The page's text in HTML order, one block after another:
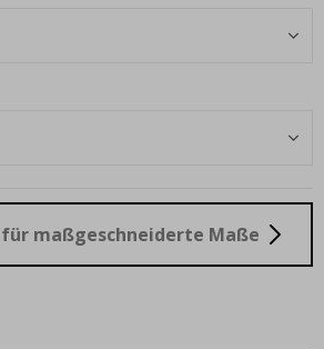
für maßgeschneiderte Maße